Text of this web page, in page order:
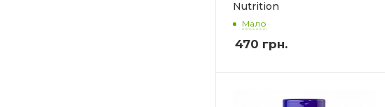
Nutrition
Мало
470 грн.